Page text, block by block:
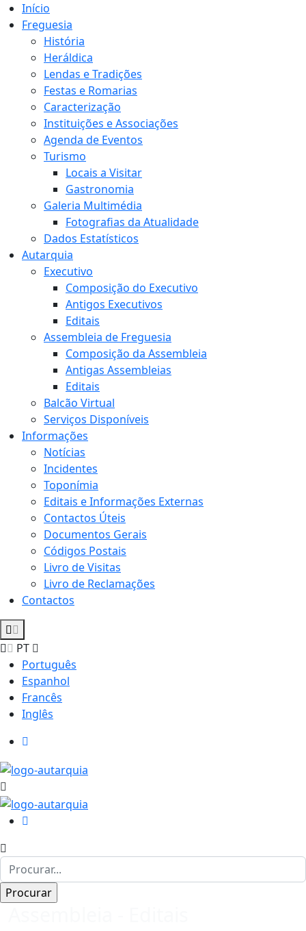
Início
Freguesia
História
Heráldica
Lendas e Tradições
Festas e Romarias
Caracterização
Instituições e Associações
Agenda de Eventos
Turismo
Locais a Visitar
Gastronomia
Galeria Multimédia
Fotografias da Atualidade
Dados Estatísticos
Autarquia
Executivo
Composição do Executivo
Antigos Executivos
Editais
Assembleia de Freguesia
Composição da Assembleia
Antigas Assembleias
Editais
Balcão Virtual
Serviços Disponíveis
Informações
Notícias
Incidentes
Toponímia
Editais e Informações Externas
Contactos Úteis
Documentos Gerais
Códigos Postais
Livro de Visitas
Livro de Reclamações
Contactos
PT
Português
Espanhol
Francês
Inglês